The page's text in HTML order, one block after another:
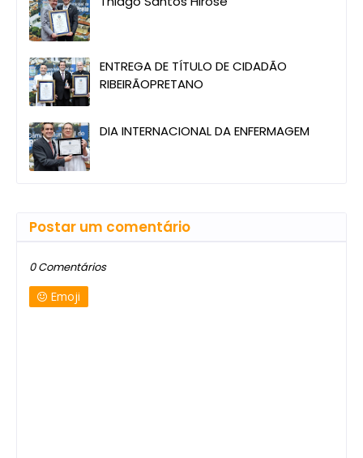
ENTREGA DE TÍTULO DE CIDADÃO
RIBEIRÃOPRETANO
DIA INTERNACIONAL DA ENFERMAGEM
Postar um comentário
0 Comentários
Emoji